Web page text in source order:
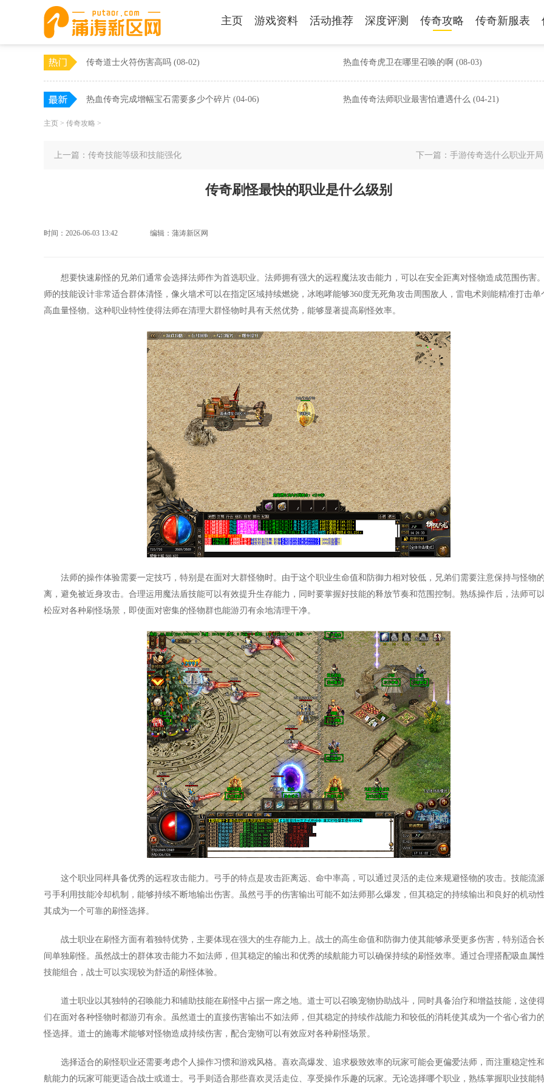
主页 游戏资料 活动推荐 深度评测 传奇攻略 传奇新服表
传奇道士火符伤害高吗 (08-02) 热血传奇虎卫在哪里召唤的啊 (08-03)
热血传奇完成增幅宝石需要多少个碎片 (04-06) 热血传奇法师职业最害怕遭遇什么 (04-21)
主页 > 传奇攻略 >
上一篇： 传奇技能等级和技能强化 下一篇： 手游传奇选什么职业开局
传奇刷怪最快的职业是什么级别
时间：2026-06-03 13:42 编辑：蒲涛新区网
想要快速刷怪的兄弟们通常会选择法师作为首选职业。法师拥有强大的远程魔法攻击能力，可以在安全距离对怪物造成范围伤害
师的技能设计非常适合群体清怪，像火墙术可以在指定区域持续燃烧，冰咆哮能够360度无死角攻击周围敌人，雷电术则能精准打击单
高血量怪物。这种职业特性使得法师在清理大群怪物时具有天然优势，能够显著提高刷怪效率。
法师的操作体验需要一定技巧，特别是在面对大群怪物时。由于这个职业生命值和防御力相对较低，兄弟们需要注意保持与怪物
离，避免被近身攻击。合理运用魔法盾技能可以有效提升生存能力，同时要掌握好技能的释放节奏和范围控制。熟练操作后，法师可
松应对各种刷怪场景，即使面对密集的怪物群也能游刃有余地清理干净。
这个职业同样具备优秀的远程攻击能力。弓手的特点是攻击距离远、命中率高，可以通过灵活的走位来规避怪物的攻击。技能流
弓手利用技能冷却机制，能够持续不断地输出伤害。虽然弓手的伤害输出可能不如法师那么爆发，但其稳定的持续输出和良好的机动
其成为一个可靠的刷怪选择。
战士职业在刷怪方面有着独特优势，主要体现在强大的生存能力上。战士的高生命值和防御力使其能够承受更多伤害，特别适合
间单独刷怪。虽然战士的群体攻击能力不如法师，但其稳定的输出和优秀的续航能力可以确保持续的刷怪效率。通过合理搭配吸血属
技能组合，战士可以实现较为舒适的刷怪体验。
道士职业以其独特的召唤能力和辅助技能在刷怪中占据一席之地。道士可以召唤宠物协助战斗，同时具备治疗和增益技能，这使
们在面对各种怪物时都游刃有余。虽然道士的直接伤害输出不如法师，但其稳定的持续作战能力和较低的消耗使其成为一个省心省力
怪选择。道士的施毒术能够对怪物造成持续伤害，配合宠物可以有效应对各种刷怪场景。
选择适合的刷怪职业还需要考虑个人操作习惯和游戏风格。喜欢高爆发、追求极致效率的玩家可能会更偏爱法师，而注重稳定性
航能力的玩家可能更适合战士或道士。弓手则适合那些喜欢灵活走位、享受操作乐趣的玩家。无论选择哪个职业，熟练掌握职业技能